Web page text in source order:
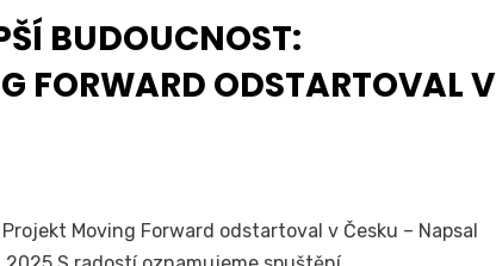
BUDOUCNOST:
FORWARD ODSTARTOVAL V
Moving Forward odstartoval v Česku – Napsal